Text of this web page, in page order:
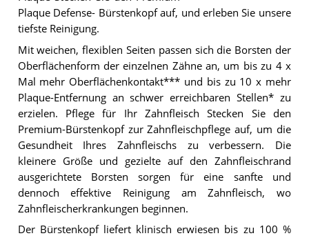
Plaque Defense- Bürstenkopf auf, und erleben Sie unsere
tiefste Reinigung.
Mit weichen, flexiblen Seiten passen sich die Borsten der
Oberflächenform der einzelnen Zähne an, um bis zu 4 x
Mal mehr Oberflächenkontakt*** und bis zu 10 x mehr
Plaque-Entfernung an schwer erreichbaren Stellen* zu
erzielen. Pflege für Ihr Zahnfleisch Stecken Sie den
Premium-Bürstenkopf zur Zahnfleischpflege auf, um die
Gesundheit Ihres Zahnfleischs zu verbessern. Die
kleinere Größe und gezielte auf den Zahnfleischrand
ausgerichtete Borsten sorgen für eine sanfte und
dennoch effektive Reinigung am Zahnfleisch, wo
Zahnfleischerkrankungen beginnen.
Der Bürstenkopf liefert klinisch erwiesen bis zu 100 %